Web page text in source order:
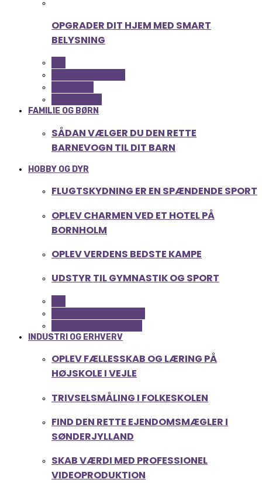
OPGRADER DIT HJEM MED SMART
BELYSNING
FAMILIE OG BØRN
SÅDAN VÆLGER DU DEN RETTE
BARNEVOGN TIL DIT BARN
HOBBY OG DYR
FLUGTSKYDNING ER EN SPÆNDENDE SPORT
OPLEV CHARMEN VED ET HOTEL PÅ
BORNHOLM
OPLEV VERDENS BEDSTE KAMPE
UDSTYR TIL GYMNASTIK OG SPORT
INDUSTRI OG ERHVERV
OPLEV FÆLLESSKAB OG LÆRING PÅ
HØJSKOLE I VEJLE
TRIVSELSMÅLING I FOLKESKOLEN
FIND DEN RETTE EJENDOMSMÆGLER I
SØNDERJYLLAND
SKAB VÆRDI MED PROFESSIONEL
VIDEOPRODUKTION